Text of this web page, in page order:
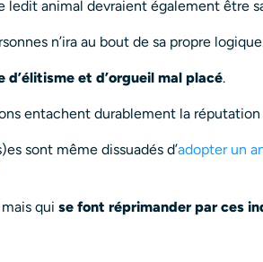
ledit animal devraient également être
n’ira au bout de sa propre
d’élitisme et d’orgueil mal placé.
entachent durablement la réputation
sont même dissuadés d’adopter un
qui se font réprimander par ces